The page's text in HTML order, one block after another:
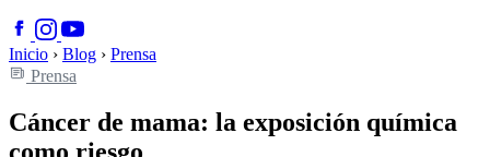
Inicio › Blog › Prensa
Prensa
Cáncer de mama: la exposición química